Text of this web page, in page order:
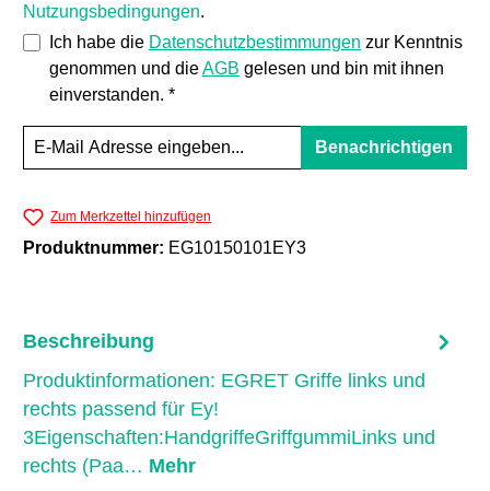
Nutzungsbedingungen.
Ich habe die Datenschutzbestimmungen zur Kenntnis
genommen und dieAGB gelesen und bin mit ihnen
einverstanden. *
Benachrichtigen
Zum Merkzettel hinzufügen
Produktnummer: EG10150101EY3
Beschreibung
Produktinformationen: EGRET Griffe links und
rechts passend für Ey!
3Eigenschaften:HandgriffeGriffgummiLinks und
rechts (Paa… Mehr